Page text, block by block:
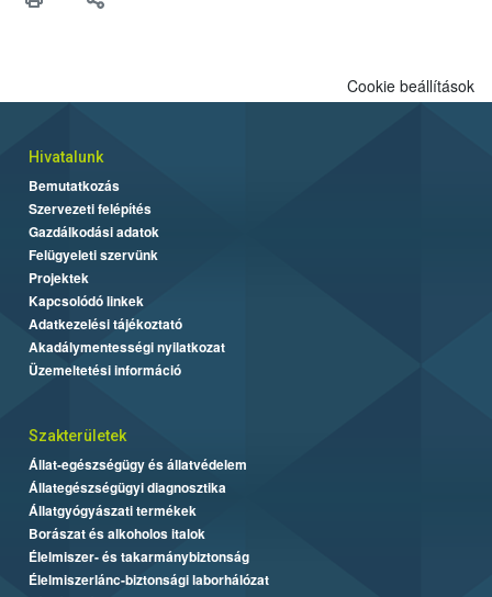
Cookie beállítások
Hivatalunk
Bemutatkozás
Szervezeti felépítés
Gazdálkodási adatok
Felügyeleti szervünk
Projektek
Kapcsolódó linkek
Adatkezelési tájékoztató
Akadálymentességi nyilatkozat
Üzemeltetési információ
Szakterületek
Állat-egészségügy és állatvédelem
Állategészségügyi diagnosztika
Állatgyógyászati termékek
Borászat és alkoholos italok
Élelmiszer- és takarmánybiztonság
Élelmiszerlánc-biztonsági laborhálózat